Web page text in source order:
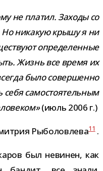
не пла­тил. Заходы со
ника­кую крышу я ни
опре­де­лен­ные
Жизнь все время их
было совер­шенно
себя само­сто­я­тель­ным
(июль 2006 г.)
Рыболовлева11.
был неви­нен, как